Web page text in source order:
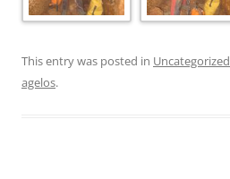
This entry was posted in Uncategorized
agelos.